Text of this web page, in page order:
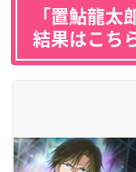
「置鮎龍太
結果はこち